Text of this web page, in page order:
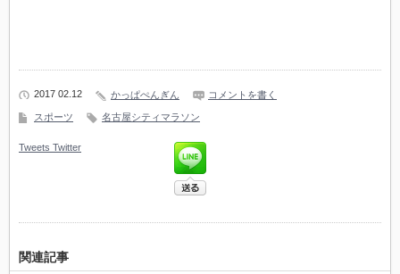
2017 02.12 かっぱぺんぎん コメントを書く
スポーツ 名古屋シティマラソン
Tweets Twitter
関連記事